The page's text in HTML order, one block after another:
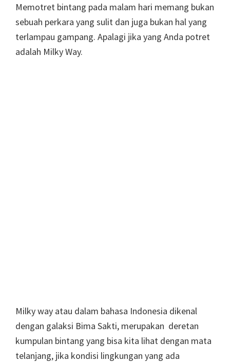
Memotret bintang pada malam hari memang bukan
sebuah perkara yang sulit dan juga bukan hal yang
terlampau gampang. Apalagi jika yang Anda potret
adalah Milky Way.
Milky way atau dalam bahasa Indonesia dikenal
dengan galaksi Bima Sakti, merupakan deretan
kumpulan bintang yang bisa kita lihat dengan mata
telanjang, jika kondisi lingkungan yang ada